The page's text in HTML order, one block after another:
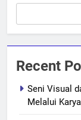
Recent
Seni Visual
Melalui Karya